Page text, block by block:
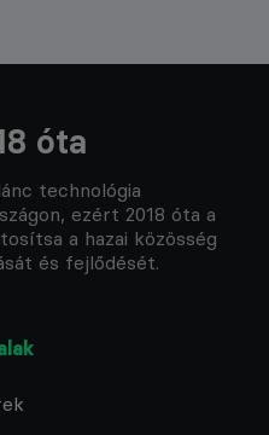
óta
technológia
ezért 2018 óta a
a hazai közösség
és fejlődését.